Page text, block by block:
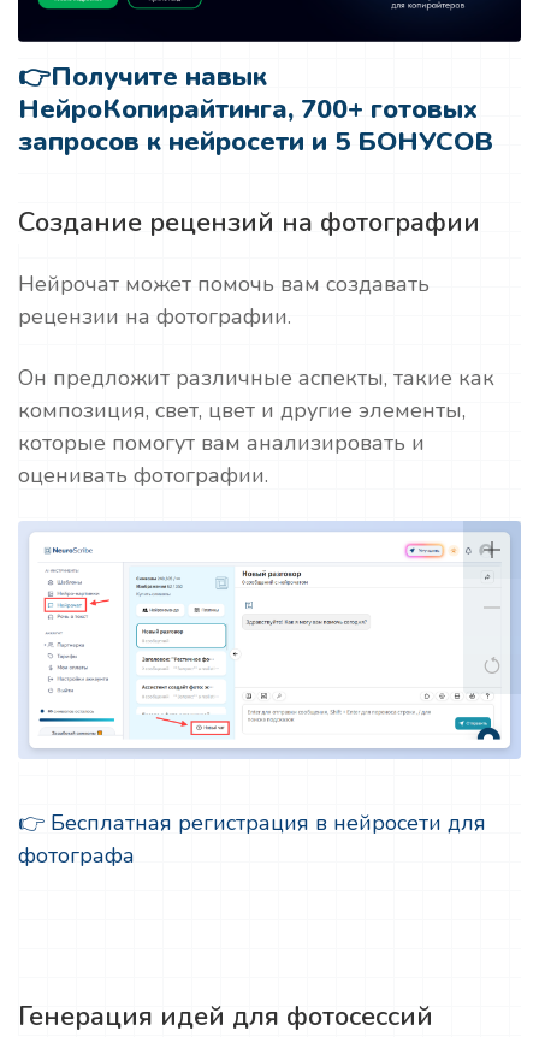
👉Получите навык
НейроКопирайтинга, 700+ готовых
запросов к нейросети и 5 БОНУСОВ
Создание рецензий на фотографии
Нейрочат может помочь вам создавать
рецензии на фотографии.
Он предложит различные аспекты, такие как
композиция, свет, цвет и другие элементы,
которые помогут вам анализировать и
оценивать фотографии.
👉 Бесплатная регистрация в нейросети для
фотографа
Генерация идей для фотосессий